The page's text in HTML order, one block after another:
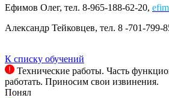
Ефимов Олег, тел. 8-965-188-62-20,
Александр Тейковцев, тел. 8 -701-799-
К списку обучений
Технические работы. Часть
работать. Приносим свои извинения.
Понял